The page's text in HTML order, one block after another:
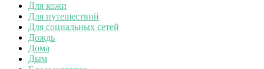
Для кожи
Для путешествий
Для социальных сетей
Дождь
Дома
Дым